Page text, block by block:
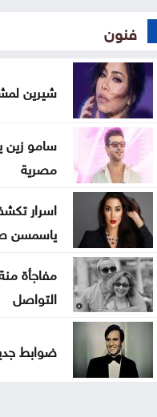
فنون
شيرين
سامو زين
مصرية
اسرار
ياسمسن
مفاجأة
التواصل
ضوابط